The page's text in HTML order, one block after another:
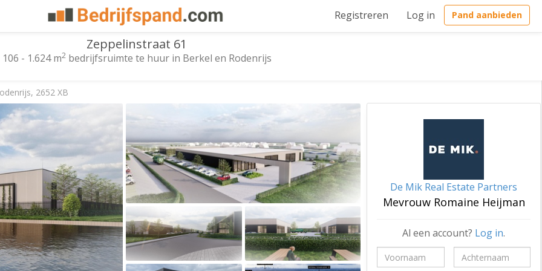
Registreren Log in Pand aanbieden
2652 XB
Zeppelinstraat 61
106 - 1.624 m2bedrijfsruimte te huur in Berkel en Rodenrijs
De Mik Real Estate Partners
Mevrouw Romaine Heijman
Al een account? Log in.